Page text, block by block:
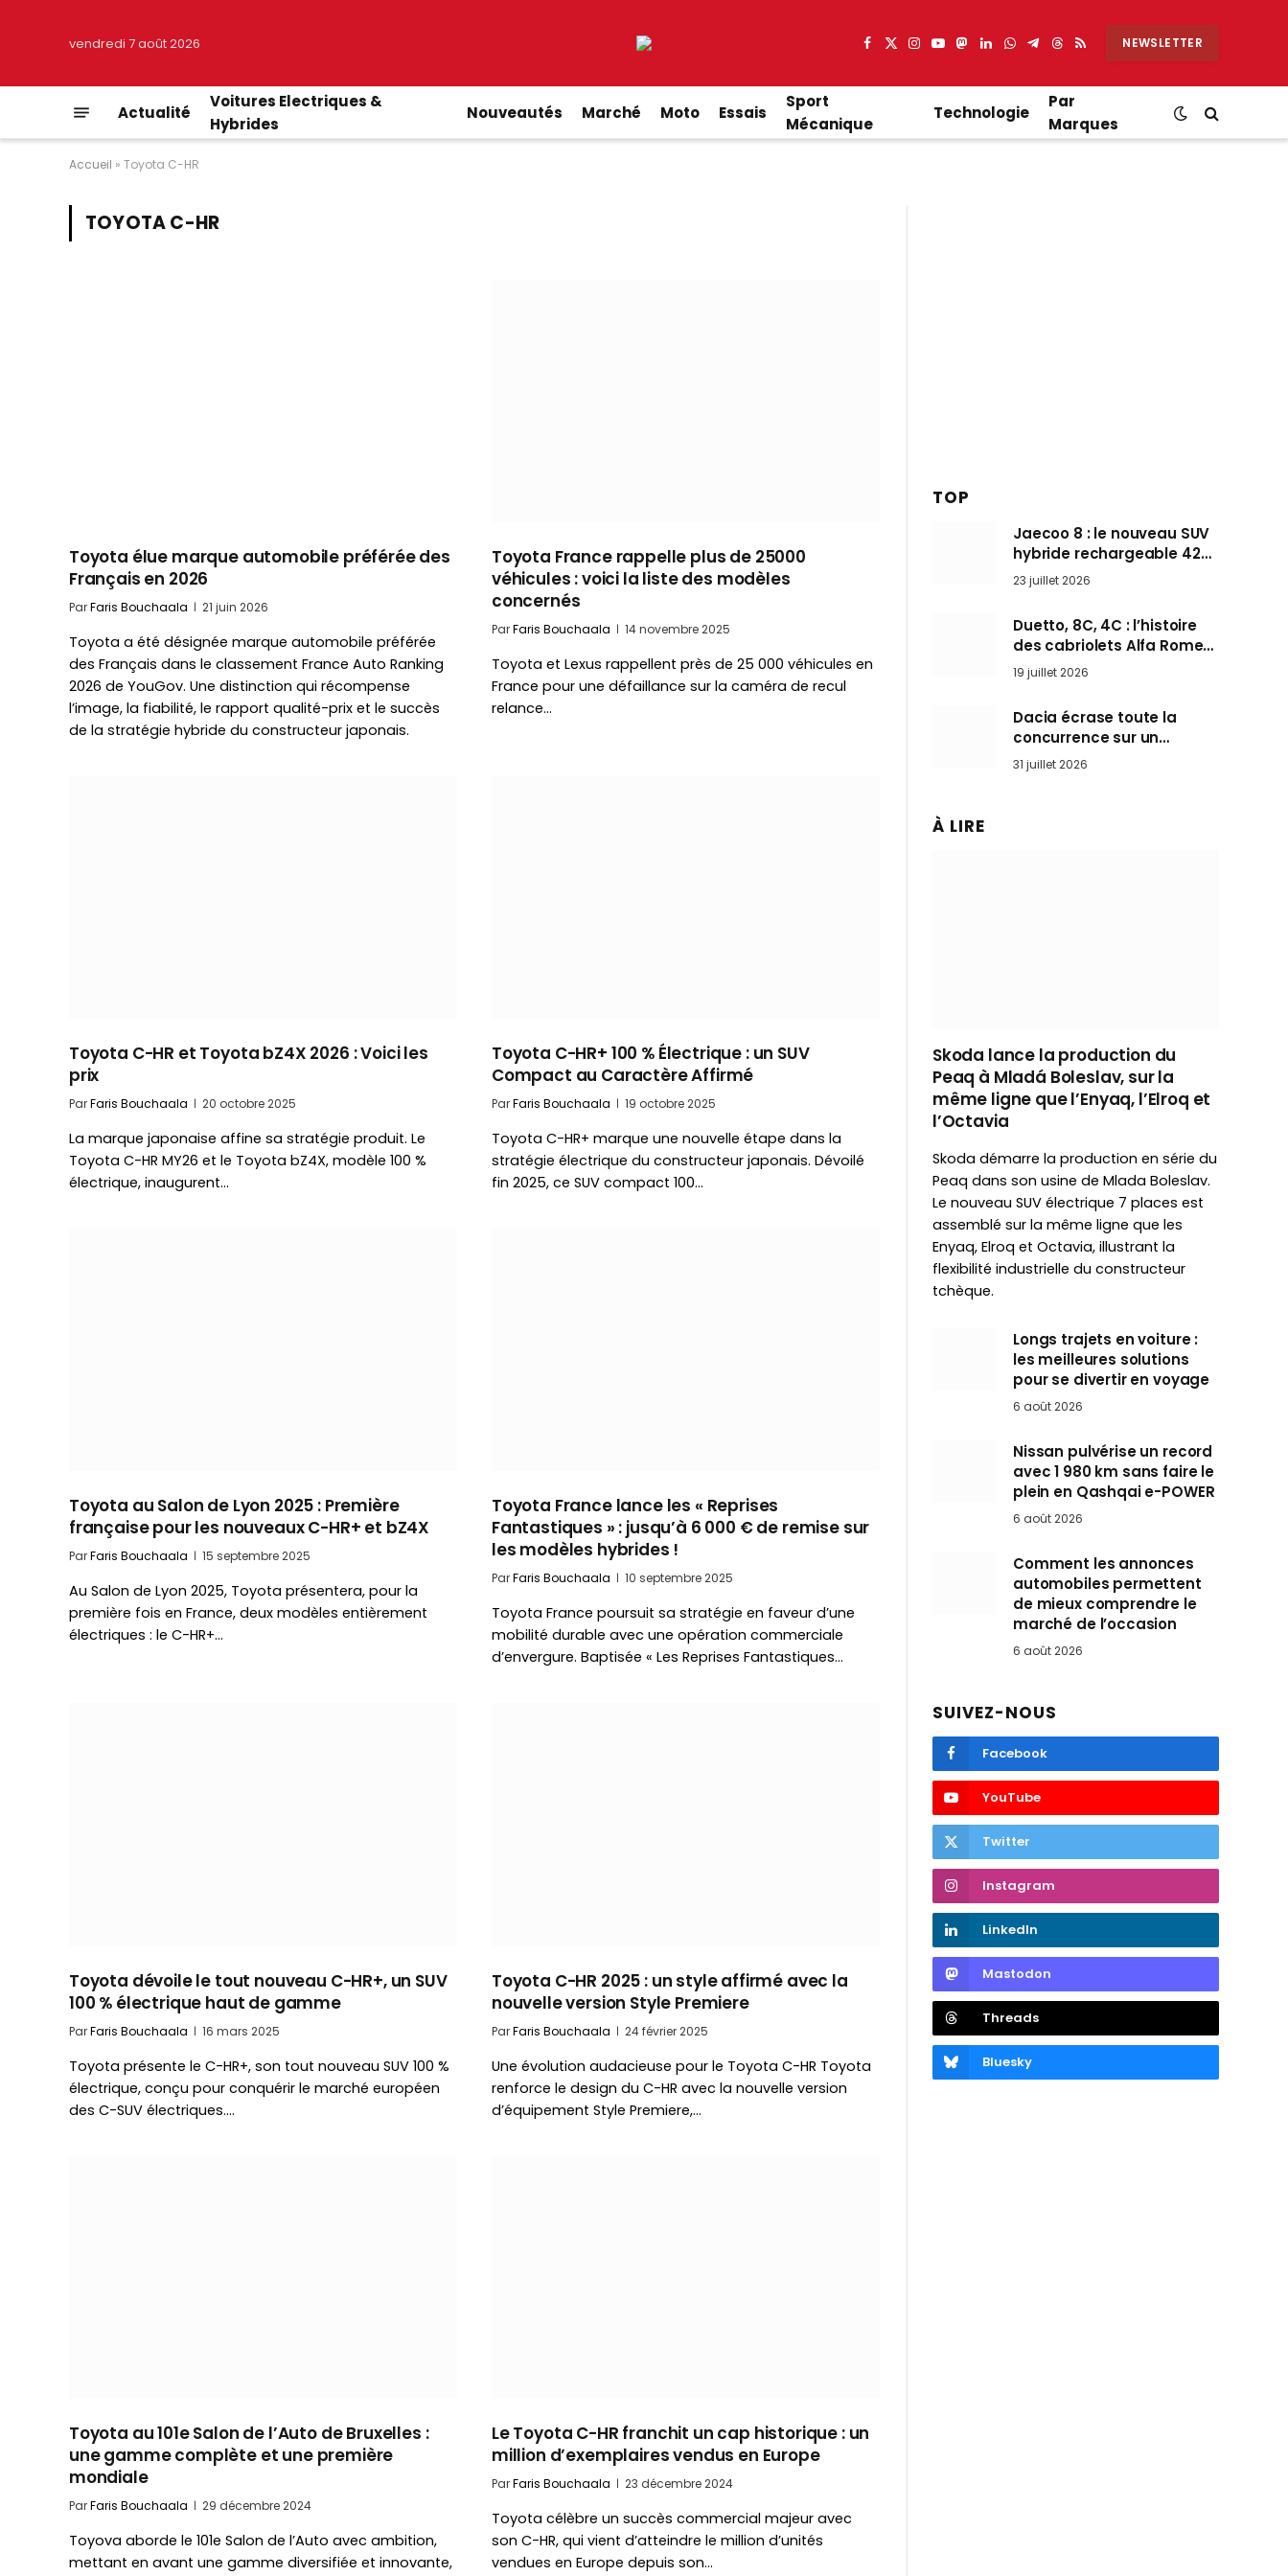
vendredi 7 août 2026 Facebook
X
Instagram
YouTube
Mastodon
LinkedIn
WhatsApp
Partager
Telegram
Threads
RSS NEWSLETTER
Actualité
Voitures Electriques &
Hybrides
Nouveautés Marché Moto Essais
Sport
Mécanique
Technologie
Par
Marques
Accueil » Toyota C-HR
TOYOTA C-HR
Toyota élue marque automobile préférée des
Français en 2026
ParFaris Bouchaala 21 juin 2026
Toyota a été désignée marque automobile préférée
des Français dans le classement France Auto Ranking
2026 de YouGov. Une distinction qui récompense
l’image, la fiabilité, le rapport qualité-prix et le succès
de la stratégie hybride du constructeur japonais.
Toyota France rappelle plus de 25000
véhicules : voici la liste des modèles
concernés
ParFaris Bouchaala 14 novembre 2025
Toyota et Lexus rappellent près de 25 000 véhicules en
France pour une défaillance sur la caméra de recul
relance…
Toyota C-HR et Toyota bZ4X 2026 : Voici les
prix
ParFaris Bouchaala 20 octobre 2025
La marque japonaise affine sa stratégie produit. Le
Toyota C-HR MY26 et le Toyota bZ4X, modèle 100 %
électrique, inaugurent…
Toyota C-HR+ 100 % Électrique : un SUV
Compact au Caractère Affirmé
ParFaris Bouchaala 19 octobre 2025
Toyota C-HR+ marque une nouvelle étape dans la
stratégie électrique du constructeur japonais. Dévoilé
fin 2025, ce SUV compact 100…
Toyota au Salon de Lyon 2025 : Première
française pour les nouveaux C-HR+ et bZ4X
ParFaris Bouchaala 15 septembre 2025
Au Salon de Lyon 2025, Toyota présentera, pour la
première fois en France, deux modèles entièrement
électriques : le C-HR+…
Toyota France lance les « Reprises
Fantastiques » : jusqu’à 6 000 € de remise sur
les modèles hybrides !
ParFaris Bouchaala 10 septembre 2025
Toyota France poursuit sa stratégie en faveur d’une
mobilité durable avec une opération commerciale
d’envergure. Baptisée « Les Reprises Fantastiques…
Toyota dévoile le tout nouveau C-HR+, un SUV
100 % électrique haut de gamme
ParFaris Bouchaala 16 mars 2025
Toyota présente le C-HR+, son tout nouveau SUV 100 %
électrique, conçu pour conquérir le marché européen
des C-SUV électriques.…
Toyota C-HR 2025 : un style affirmé avec la
nouvelle version Style Premiere
ParFaris Bouchaala 24 février 2025
Une évolution audacieuse pour le Toyota C-HR Toyota
renforce le design du C-HR avec la nouvelle version
d’équipement Style Premiere,…
Toyota au 101e Salon de l’Auto de Bruxelles :
une gamme complète et une première
mondiale
ParFaris Bouchaala 29 décembre 2024
Toyova aborde le 101e Salon de l’Auto avec ambition,
mettant en avant une gamme diversifiée et innovante,
Le Toyota C-HR franchit un cap historique : un
million d’exemplaires vendus en Europe
ParFaris Bouchaala 23 décembre 2024
Toyota célèbre un succès commercial majeur avec
son C-HR, qui vient d’atteindre le million d’unités
vendues en Europe depuis son…
TOP
Jaecoo 8 : le nouveau SUV
hybride rechargeable 428
ch qui vise l’Audi Q7 arrive
en Europe cet automne
23 juillet 2026
Duetto, 8C, 4C : l’histoire
des cabriolets Alfa Romeo,
ces Spider qui ont défini
l’art de rouler cheveux au
vent
19 juillet 2026
Dacia écrase toute la
concurrence sur un
marché où personne ne
l’attendait
31 juillet 2026
À LIRE
Skoda lance la production du
Peaq à Mladá Boleslav, sur la
même ligne que l’Enyaq, l’Elroq et
l’Octavia
Skoda démarre la production en série du
Peaq dans son usine de Mlada Boleslav.
Le nouveau SUV électrique 7 places est
assemblé sur la même ligne que les
Enyaq, Elroq et Octavia, illustrant la
flexibilité industrielle du constructeur
tchèque.
Longs trajets en voiture :
les meilleures solutions
pour se divertir en voyage
6 août 2026
Nissan pulvérise un record
avec 1 980 km sans faire le
plein en Qashqai e-POWER
6 août 2026
Comment les annonces
automobiles permettent
de mieux comprendre le
marché de l’occasion
6 août 2026
SUIVEZ-NOUS
Facebook
YouTube
Twitter
Instagram
LinkedIn
Mastodon
Threads
Bluesky